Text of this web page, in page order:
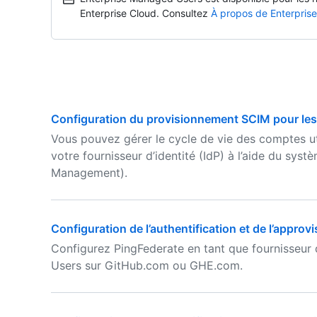
Enterprise Cloud. Consultez À propos de
Configuration du provisionnement SCIM pour
Vous pouvez gérer le cycle de vie des comptes
votre fournisseur d’identité (IdP) à l’aide du
Management).
Configuration de l’authentification et de
Configurez PingFederate en tant que
Users sur GitHub.com ou GHE.com.